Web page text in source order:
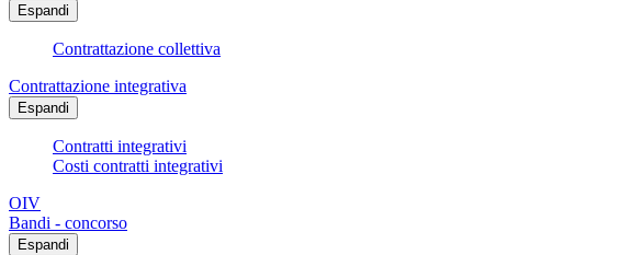
Espandi
Contrattazione collettiva
Contrattazione integrativa
Espandi
Contratti integrativi
Costi contratti integrativi
OIV
Bandi - concorso
Espandi